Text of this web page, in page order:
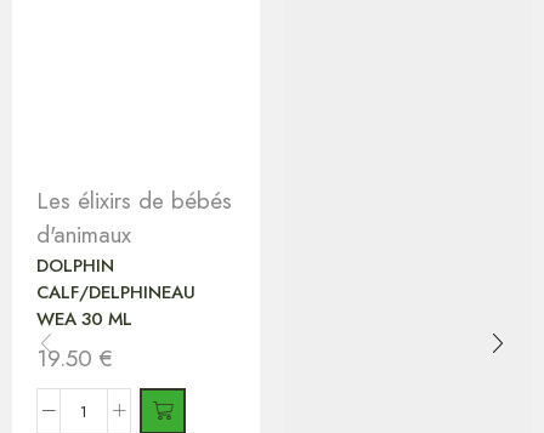
Les élixirs de bébés
d'animaux
DOLPHIN
CALF/DELPHINEAU
WEA 30 ML
19.50 €